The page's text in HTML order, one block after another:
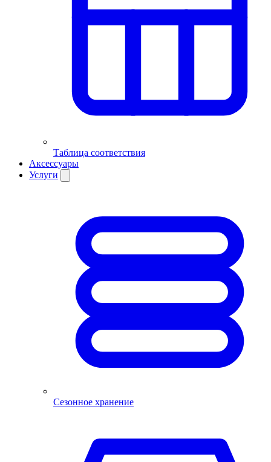
Таблица соответствия
Аксессуары
Услуги
Сезонное хранение